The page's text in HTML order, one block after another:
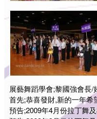
展藝舞蹈學會;黎國強
首先;恭喜發財,新的一年
預告;2009年4月份拉丁舞